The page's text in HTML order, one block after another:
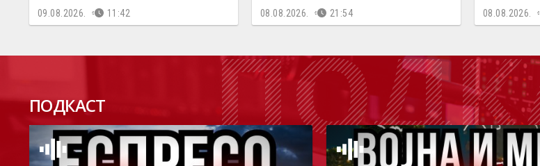
09.08.2026. 11:42 08.08.2026. 21:54 08.08.2026.
ПОДКАСТ